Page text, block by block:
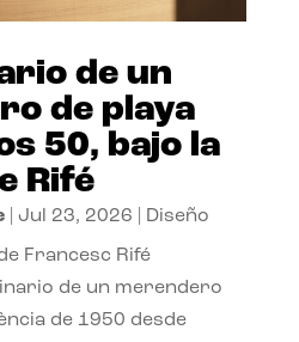
de un
de playa
50, bajo la
Rifé
| Jul 23, 2026 Diseño
Francesc Rifé
de un merendero
de 1950 desde